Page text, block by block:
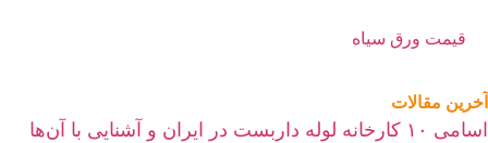
قیمت ورق سیاه
مقالات
۱۰ کارخانه لوله داربست در ایران و آشنایی با آن‌ها